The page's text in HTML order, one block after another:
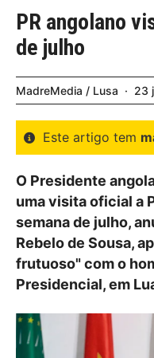
PR angolano
de julho
MadreMedia / Lusa 23
Este artigo tem
O Presidente
uma visita oficial a
semana de julho,
Rebelo de Sousa,
frutuoso" com o
Presidencial, em